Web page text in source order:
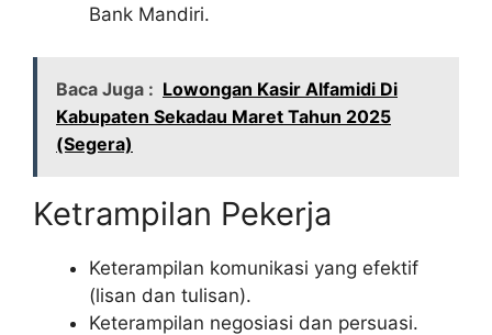
Bank Mandiri.
Baca Juga : Lowongan Kasir Alfamidi Di
Kabupaten Sekadau Maret Tahun 2025
(Segera)
Ketrampilan Pekerja
Keterampilan komunikasi yang efektif
(lisan dan tulisan).
Keterampilan negosiasi dan persuasi.